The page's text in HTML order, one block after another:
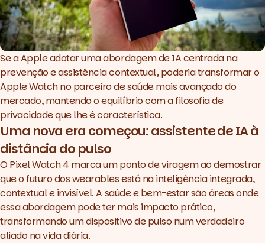
Se a Apple adotar uma abordagem de IA centrada na
prevenção e assistência contextual, poderia transformar o
Apple Watch no parceiro de saúde mais avançado do
mercado, mantendo o equilíbrio com a filosofia de
privacidade que lhe é característica.
Uma nova era começou: assistente de IA à
distância do pulso
O Pixel Watch 4 marca um ponto de viragem ao demostrar
que o futuro doswearablesestá na inteligência integrada,
contextual e invisível. A saúde e bem-estar são áreas onde
essa abordagem pode ter mais impacto prático,
transformando um dispositivo de pulso num verdadeiro
aliado na vida diária.